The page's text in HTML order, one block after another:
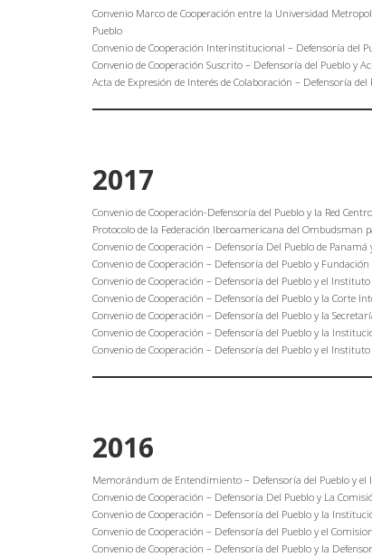
Convenio Marco de Cooperación entre la Universidad
Pueblo
Convenio de Cooperación Interinstitucional – Defensoría del
Convenio de Cooperación Suscrito – Defensoría del Pueblo y
Acta de Expresión de Interés de Colaboración – Defensoría
2017
Convenio de Cooperación-Defensoría del Pueblo y la Red
Protocolo de la Federación Iberoamericana del Ombudsman
Convenio de Cooperación – Defensoría Del Pueblo de
Convenio de Cooperación – Defensoría del Pueblo y
Convenio de Cooperación – Defensoría del Pueblo y el
Convenio de Cooperación – Defensoría del Pueblo y la Corte
Convenio de Cooperación – Defensoría del Pueblo y la
Convenio de Cooperación – Defensoría del Pueblo y la
Convenio de Cooperación – Defensoría del Pueblo y el
2016
Memorándum de Entendimiento – Defensoría del Pueblo y
Convenio de Cooperación – Defensoría Del Pueblo y La
Convenio de Cooperación – Defensoría del Pueblo y la
Convenio de Cooperación – Defensoría del Pueblo y el
Convenio de Cooperación – Defensoría del Pueblo y la